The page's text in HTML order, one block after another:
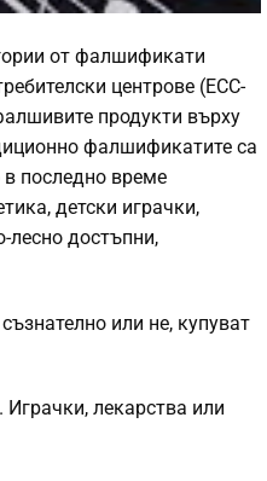
от фалшификати
центрове (ECC-
продукти върху
фалшификатите са
в последно време
детски играчки,
лесно достъпни,
или не, купуват
лекарства или